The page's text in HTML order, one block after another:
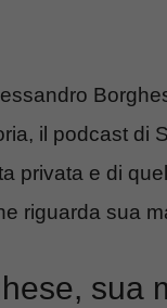
il podcast di
privata e di
riguarda sua
sua